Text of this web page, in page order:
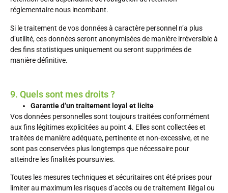
réglementaire nous incombant.
Si le traitement de vos données à caractère personnel n’a plus
d’utilité, ces données seront anonymisées de manière irréversible à
des fins statistiques uniquement ou seront supprimées de
manière définitive.
9. Quels sont mes droits ?
Garantie d’un traitement loyal et licite
Vos données personnelles sont toujours traitées conformément
aux fins légitimes explicitées au point 4. Elles sont collectées et
traitées de manière adéquate, pertinente et non-excessive, et ne
sont pas conservées plus longtemps que nécessaire pour
atteindre les finalités poursuivies.
Toutes les mesures techniques et sécuritaires ont été prises pour
limiter au maximum les risques d’accès ou de traitement illégal ou